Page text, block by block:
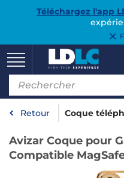
Téléchargez l'app
Retour Coque
Avizar Coque pour
Compatible